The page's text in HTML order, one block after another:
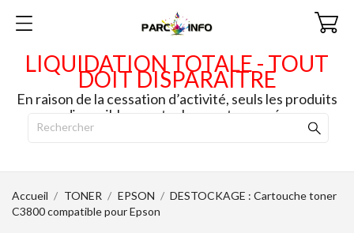
LIQUIDATION TOTALE - TOUT
DOIT DISPARAITRE
En raison de la cessation d’activité, seuls les produits
disponibles en stock seront envoyés.
Accueil TONER EPSON
DESTOCKAGE : Cartouche toner
C3800 compatible pour Epson